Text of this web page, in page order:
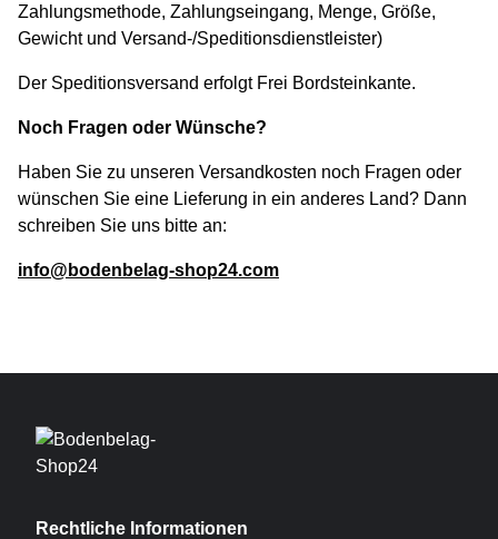
Zahlungsmethode, Zahlungseingang, Menge, Größe,
Gewicht und Versand-/Speditionsdienstleister)
Der Speditionsversand erfolgt Frei Bordsteinkante.
Noch Fragen oder Wünsche?
Haben Sie zu unseren Versandkosten noch Fragen oder
wünschen Sie eine Lieferung in ein anderes Land? Dann
schreiben Sie uns bitte an:
info@bodenbelag-shop24.com
Rechtliche Informationen